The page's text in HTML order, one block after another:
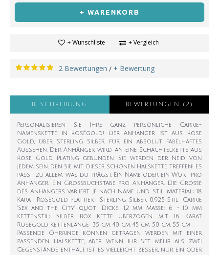
+ WARENKORB
+ Wunschliste + Vergleich
2 Bewertungen / + Bewertung
BESCHREIBUNG BEWERTUNGEN (2)
Personalisieren Sie Ihre ganz persönliche Carrie-
Namenskette in Roségold! Der Anhänger ist aus Rose
Gold, über Sterling Silber für ein absolut fabelhaftes
Aussehen. Der Anhänger wird an eine Schachtelkette aus
Rose Gold Plating gebunden. Sie werden der Neid von
jedem sein, den Sie mit dieser schönen Halskette treffen! Es
passt zu allem, was du trägst. Ein Name oder ein Wort pro
Anhänger. Ein Großbuchstabe pro Anhänger. Die Größe
des Anhängers variiert je nach Name und Stil. Material: 18
Karat Roségold plattiert Sterling Silber 0.925 Stil: Carrie
"Sex and the City" quot; Dicke: 1,2 mm Maße: 6 - 10 mm
Kettenstil: Silber Box Kette überzogen mit 18 Karat
Roségold Kettenlänge: 35 cm, 40 cm, 45 cm, 50 cm, 55 cm
Passende Ohrringe können getragen werden mit einer
passenden Halskette, aber wenn Ihr Set mehr als zwei
Gegenstände enthält, ist es vielleicht besser, nur ein oder